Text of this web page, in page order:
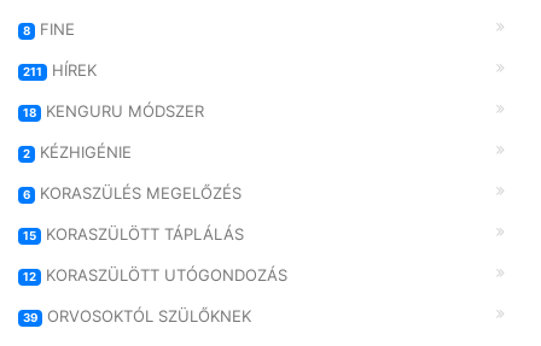
8 FINE
211 HÍREK
18 KENGURU MÓDSZER
2 KÉZHIGÉNIE
6 KORASZÜLÉS MEGELŐZÉS
15 KORASZÜLÖTT TÁPLÁLÁS
12 KORASZÜLÖTT UTÓGONDOZÁS
39 ORVOSOKTÓL SZÜLŐKNEK